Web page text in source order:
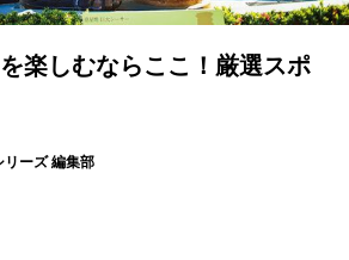
楽しむならここ！厳選スポ
リーズ 編集部